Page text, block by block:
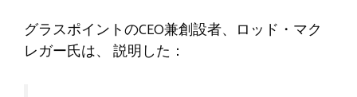
グラスポイントのCEO兼創設者、ロッド・マク
レガー氏は、 説明した：